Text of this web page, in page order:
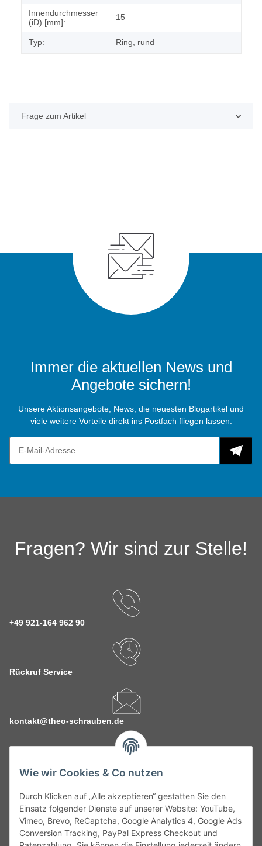
Wie wir Cookies & Co nutzen
Durch Klicken auf „Alle akzeptieren“ gestatten Sie den
Einsatz folgender Dienste auf unserer Website: YouTube,
Vimeo, Brevo, ReCaptcha, Google Analytics 4, Google Ads
Conversion Tracking, PayPal Express Checkout und
Innendurchmesser
(iD) [mm]:
15
Typ: Ring, rund
Frage zum Artikel
Immer die aktuellen News und
Angebote sichern!
Unsere Aktionsangebote, News, die neuesten Blogartikel und
viele weitere Vorteile direkt ins Postfach fliegen lassen.
Fragen? Wir sind zur Stelle!
+49 921-164 962 90
Rückruf Service
kontakt@theo-schrauben.de
Service
Gesetzliche Informationen